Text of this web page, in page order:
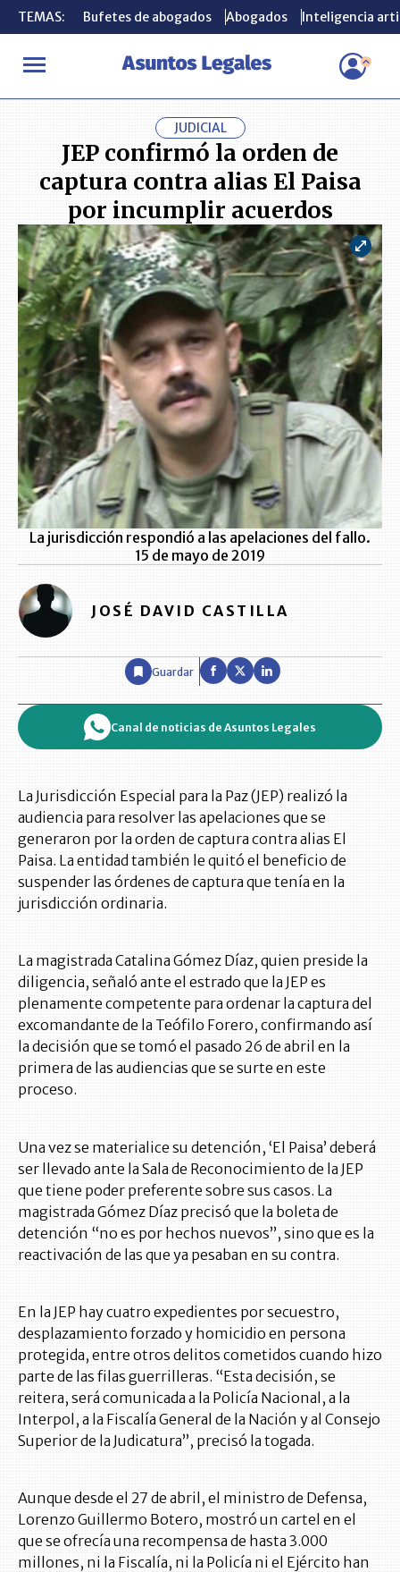
TEMAS: Bufetes de abogados Abogados Inteligencia
INICIO ACTUALIDAD JEP confirmó la orden de captura contra
TEMAS: Bufetes de abogados Abogados Inteligencia
JUDICIAL
JEP confirmó la orden de
captura contra alias El Paisa
por incumplir acuerdos
La jurisdicción respondió a las apelaciones del fallo.
15 de mayo de 2019
JOSÉ DAVID CASTILLA
Guardar
Canal de noticias de Asuntos Legales
La Jurisdicción Especial para la Paz (JEP) realizó la
audiencia para resolver las apelaciones que se
generaron por la orden de captura contra alias El
Paisa. La entidad también le quitó el beneficio de
suspender las órdenes de captura que tenía en la
jurisdicción ordinaria.
La magistrada Catalina Gómez Díaz, quien preside la
diligencia, señaló ante el estrado que la JEP es
plenamente competente para ordenar la captura del
excomandante de la Teófilo Forero, confirmando así
la decisión que se tomó el pasado 26 de abril en la
primera de las audiencias que se surte en este
proceso.
Una vez se materialice su detención, ‘El Paisa’ deberá
ser llevado ante la Sala de Reconocimiento de la JEP
que tiene poder preferente sobre sus casos. La
magistrada Gómez Díaz precisó que la boleta de
detención “no es por hechos nuevos”, sino que es la
reactivación de las que ya pesaban en su contra.
En la JEP hay cuatro expedientes por secuestro,
desplazamiento forzado y homicidio en persona
protegida, entre otros delitos cometidos cuando hizo
parte de las filas guerrilleras. “Esta decisión, se
reitera, será comunicada a la Policía Nacional, a la
Interpol, a la Fiscalía General de la Nación y al Consejo
Superior de la Judicatura”, precisó la togada.
Aunque desde el 27 de abril, el ministro de Defensa,
Lorenzo Guillermo Botero, mostró un cartel en el
que se ofrecía una recompensa de hasta 3.000
millones, ni la Fiscalía, ni la Policía ni el Ejército han